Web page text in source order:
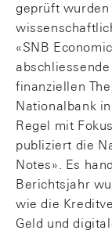
geprüft
«SNB
finanziellen
Nationalbank
Regel mit
publiziert die
Notes». Es
Berichtsjahr
wie die
Geld und